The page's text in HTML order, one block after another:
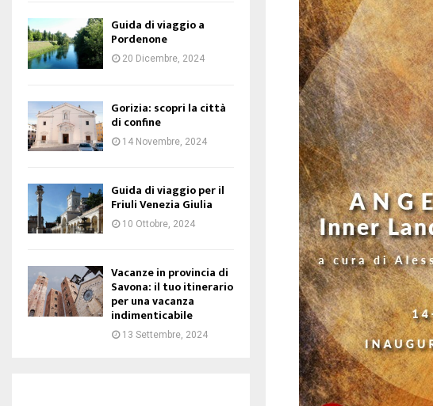
Guida di viaggio a
Pordenone
20 Dicembre, 2024
Gorizia: scopri la città
di confine
14 Novembre, 2024
Guida di viaggio per il
Friuli Venezia Giulia
10 Ottobre, 2024
Vacanze in provincia di
Savona: il tuo itinerario
per una vacanza
indimenticabile
13 Settembre, 2024